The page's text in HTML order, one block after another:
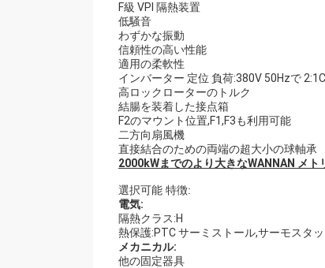
F級 VPI 隔熱装置
低騒音
わずかな振動
信頼性の高い性能
適用の柔軟性
インバーター 定位 負荷:380V 50Hzで
高ロックローターのトルク
結腸を装着した接点箱
F2のマウント位置,F1,F3も利用可能
二方向扇風機
直接結合のための両端の超大小の球軸承
2000kWまでのより大きなWANNAN メ
選択可能 特徴:
電気:
隔熱クラス:H
熱保護:PTC サーミストール,サーモスタ
メカニカル:
他の固定器具